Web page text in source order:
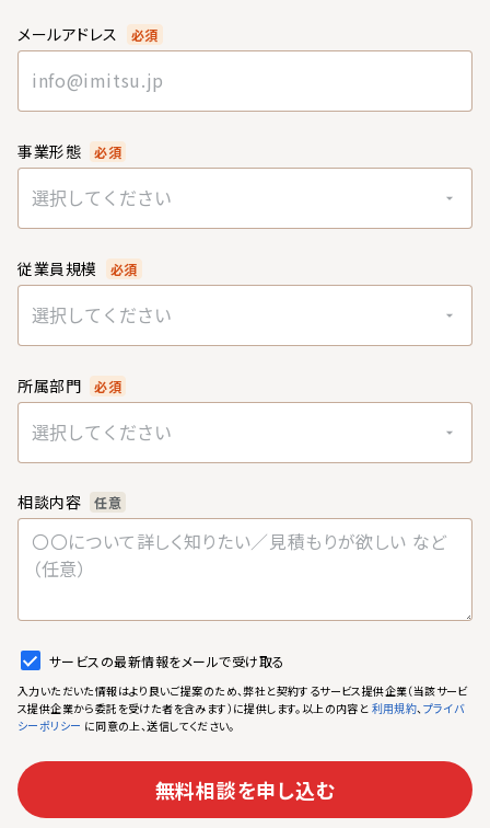
メールアドレス 必須
事業形態 必須
選択してください
従業員規模 必須
選択してください
所属部門 必須
選択してください
相談内容 任意
サービスの最新情報をメールで受け取る
入力いただいた情報はより良いご提案のため、弊社と契約するサービス提供企業（当該サービ
ス提供企業から委託を受けた者を含みます）に提供します。以上の内容と 利用規約、プライバ
シーポリシー に同意の上、送信してください。
無料相談を申し込む